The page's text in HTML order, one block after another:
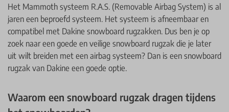
Het Mammoth systeem R.A.S. (Removable Airbag System) is al
jaren een beproefd systeem. Het systeem is afneembaar en
compatibel met Dakine snowboard rugzakken. Dus ben je op
zoek naar een goede en veilige snowboard rugzak die je later
uit wilt breiden met een airbag systeem? Dan is een snowboard
rugzak van Dakine een goede optie.
Waarom een snowboard rugzak dragen tijdens